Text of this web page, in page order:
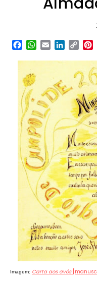
Facebook
WhatsApp
EmailLinkedIn
Copy
Imagem: Carta aos avós